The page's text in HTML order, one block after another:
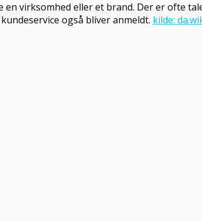
virksomhed eller et brand. Der er ofte
også bliver anmeldt. kilde: